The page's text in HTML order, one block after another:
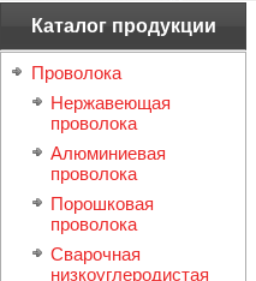
Каталог продукции
Проволока
Нержавеющая
проволока
Алюминиевая
проволока
Порошковая
проволока
Сварочная
низкоуглеродистая